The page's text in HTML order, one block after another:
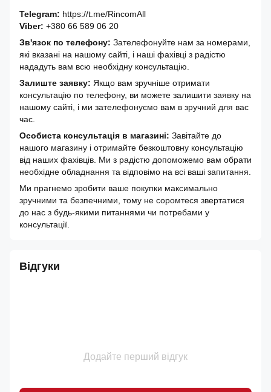
Telegram: https://t.me/RincomAll
Viber: +380 66 589 06 20
Зв'язок по телефону: Зателефонуйте нам за номерами,
які вказані на нашому сайті, і наші фахівці з радістю
нададуть вам всю необхідну консультацію.
Залиште заявку: Якщо вам зручніше отримати
консультацію по телефону, ви можете залишити заявку на
нашому сайті, і ми зателефонуємо вам в зручний для вас
час.
Особиста консультація в магазині: Завітайте до
нашого магазину і отримайте безкоштовну консультацію
від наших фахівців. Ми з радістю допоможемо вам обрати
необхідне обладнання та відповімо на всі ваші запитання.
Ми прагнемо зробити ваше покупки максимально
зручними та безпечними, тому не соромтеся звертатися
до нас з будь-якими питаннями чи потребами у
консультації.
Відгуки
Додайте перший відгук